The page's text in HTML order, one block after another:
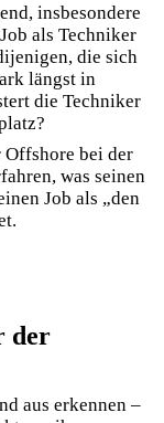
insbesondere
als Techniker
die sich
längst in
die Techniker
Offshore bei der
was seinen
Job als „den
der
aus erkennen –